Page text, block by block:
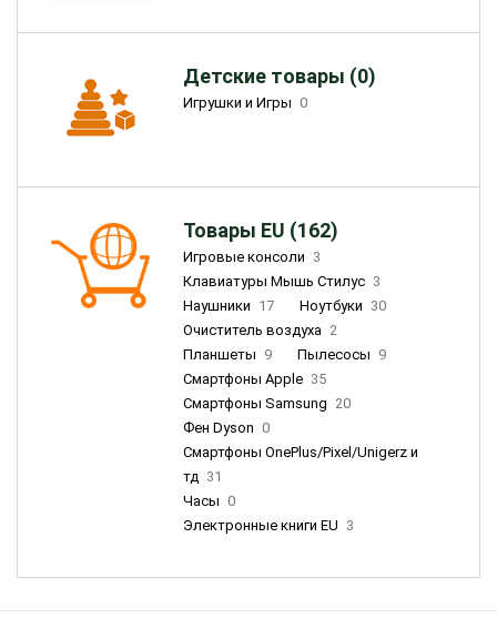
Детские товары (0)
Игрушки и Игры 0
Товары EU (162)
Игровые консоли 3
Клавиатуры Мышь Стилус 3
Наушники 17 Ноутбуки 30
Очиститель воздуха 2
Планшеты 9 Пылесосы 9
Смартфоны Apple 35
Смартфоны Samsung 20
Фен Dyson 0
Смартфоны OnePlus/Pixel/Unigerz и
тд 31
Часы 0
Электронные книги EU 3